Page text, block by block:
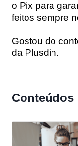
o Pix para
feitos sempre
Gostou do
da Plusdin.
Conteúdos